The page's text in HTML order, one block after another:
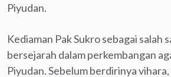
Piyudan.
Kediaman Pak Sukro sebagai salah
bersejarah dalam perkembangan
Piyudan. Sebelum berdirinya